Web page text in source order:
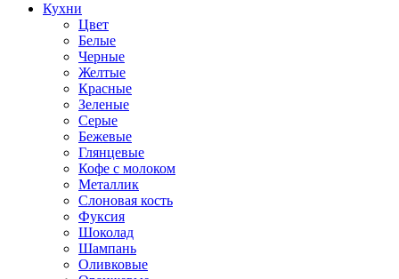
Кухни
Цвет
Белые
Черные
Желтые
Красные
Зеленые
Серые
Бежевые
Глянцевые
Кофе с молоком
Металлик
Слоновая кость
Фуксия
Шоколад
Шампань
Оливковые